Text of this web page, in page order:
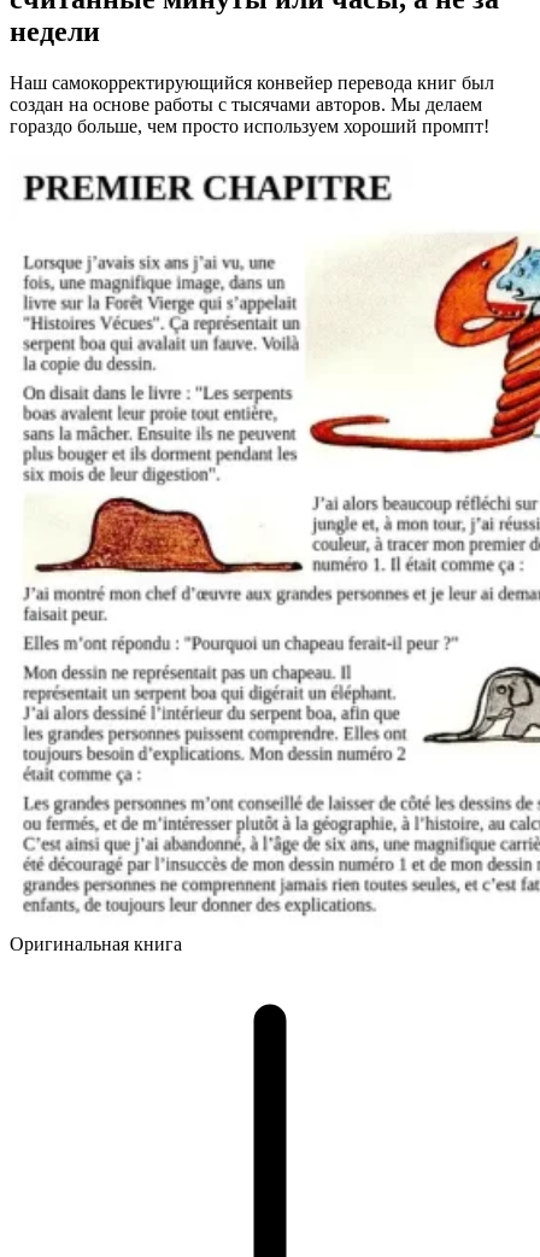
недели
Наш самокорректирующийся конвейер перевода книг был
создан на основе работы с тысячами авторов. Мы делаем
гораздо больше, чем просто используем хороший промпт!
Оригинальная книга